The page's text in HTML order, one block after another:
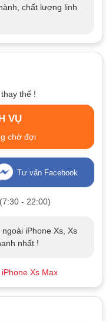
chất lượng linh
thế !
VỤ
chờ đợi
Tư vấn Facebook
(7:30 - 22:00)
iPhone Xs, Xs
nhất !
Xs Max